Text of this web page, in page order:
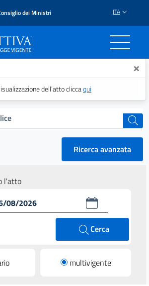
dei Ministri ITA
- Il portale ×
dell’atto cliccaqui
cerca
Ricerca avanzata
l'atto
Cerca
multivigente